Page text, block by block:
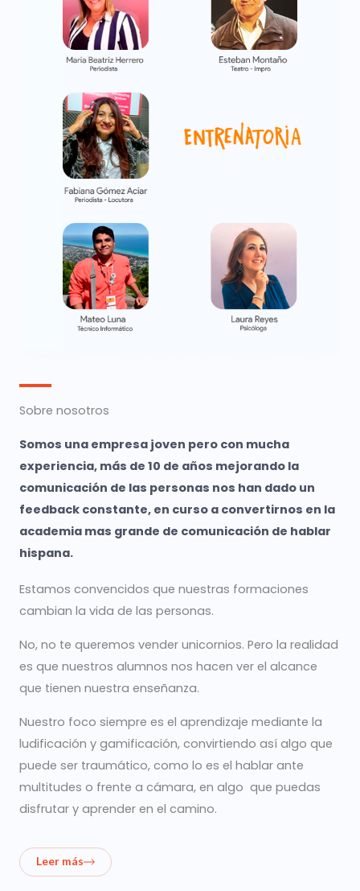
Sobre nosotros
Somos una empresa joven pero con mucha
experiencia, más de 10 de años mejorando la
comunicación de las personas nos han dado un
feedback constante, en curso a convertirnos en la
academia mas grande de comunicación de hablar
hispana.
Estamos convencidos que nuestras formaciones
cambian la vida de las personas.
No, no te queremos vender unicornios. Pero la realidad
es que nuestros alumnos nos hacen ver el alcance
que tienen nuestra enseñanza.
Nuestro foco siempre es el aprendizaje mediante la
ludificación y gamificación, convirtiendo así algo que
puede ser traumático, como lo es el hablar ante
multitudes o frente a cámara, en algo que puedas
disfrutar y aprender en el camino.
Leer más